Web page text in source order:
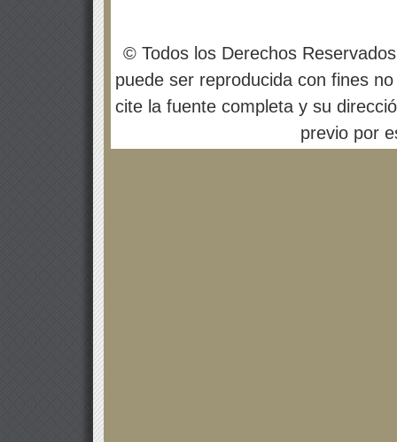
© Todos los Derechos
puede ser reproducida con fines
cite la fuente completa y su
previo por